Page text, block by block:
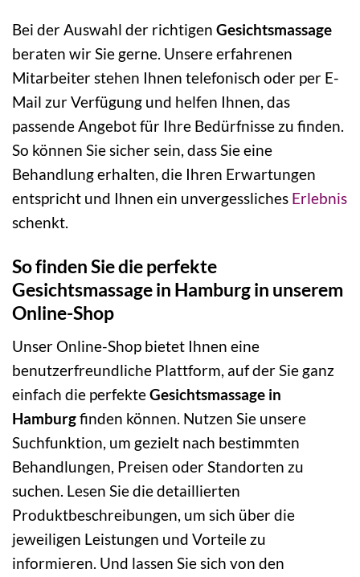
Bei der Auswahl der richtigen Gesichtsmassage
beraten wir Sie gerne. Unsere erfahrenen
Mitarbeiter stehen Ihnen telefonisch oder per E-
Mail zur Verfügung und helfen Ihnen, das
passende Angebot für Ihre Bedürfnisse zu finden.
So können Sie sicher sein, dass Sie eine
Behandlung erhalten, die Ihren Erwartungen
entspricht und Ihnen ein unvergessliches Erlebnis
schenkt.
So finden Sie die perfekte
Gesichtsmassage in Hamburg in unserem
Online-Shop
Unser Online-Shop bietet Ihnen eine
benutzerfreundliche Plattform, auf der Sie ganz
einfach die perfekteGesichtsmassage in
Hamburgfinden können. Nutzen Sie unsere
Suchfunktion, um gezielt nach bestimmten
Behandlungen, Preisen oder Standorten zu
suchen. Lesen Sie die detaillierten
Produktbeschreibungen, um sich über die
jeweiligen Leistungen und Vorteile zu
informieren. Und lassen Sie sich von den